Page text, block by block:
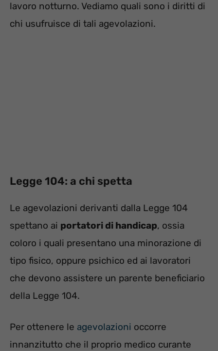
lavoro notturno. Vediamo quali sono i diritti di
chi usufruisce di tali agevolazioni.
Legge 104: a chi spetta
Le agevolazioni derivanti dalla Legge 104
spettano ai portatori di handicap, ossia
coloro i quali presentano una minorazione di
tipo fisico, oppure psichico ed ai lavoratori
che devono assistere un parente beneficiario
della Legge 104.
Per ottenere le agevolazioni occorre
innanzitutto che il proprio medico curante